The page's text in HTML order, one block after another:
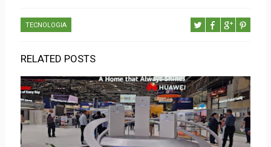
TECNOLOGIA
RELATED POSTS